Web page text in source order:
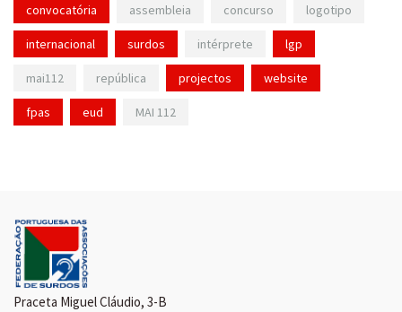
convocatória assembleia concurso logotipo
internacional surdos intérprete lgp
mai112 república projectos website
fpas eud MAI 112
Praceta Miguel Cláudio, 3-B